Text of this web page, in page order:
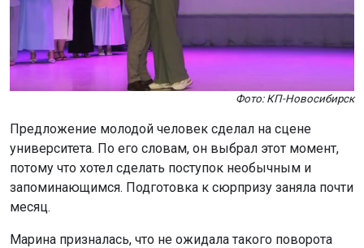
Фото: КП-Новосибирск
Предложение молодой человек сделал на сцене
университета. По его словам, он выбрал этот момент,
потому что хотел сделать поступок необычным и
запоминающимся. Подготовка к сюрпризу заняла почти
месяц.
Марина призналась, что не ожидала такого поворота